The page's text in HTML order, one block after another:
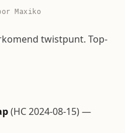
Maxiko
twistpunt. Top-
(HC 2024-08-15) —